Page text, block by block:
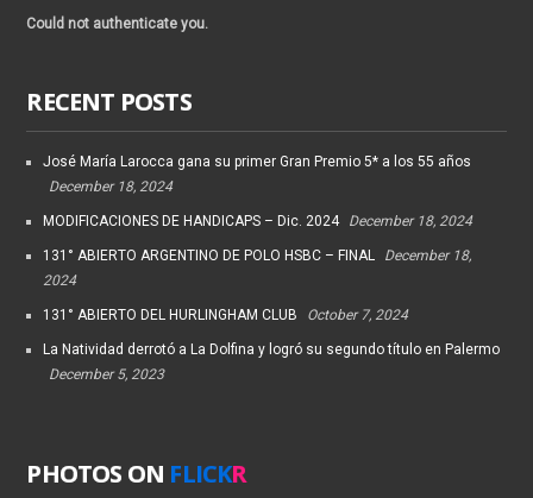
Could not authenticate you.
RECENT POSTS
José María Larocca gana su primer Gran Premio 5* a los 55 años
December 18, 2024
MODIFICACIONES DE HANDICAPS – Dic. 2024 December 18, 2024
131° ABIERTO ARGENTINO DE POLO HSBC – FINAL
December 18,
2024
131° ABIERTO DEL HURLINGHAM CLUB October 7, 2024
La Natividad derrotó a La Dolfina y logró su segundo título en Palermo
December 5, 2023
PHOTOS ON FLICKR